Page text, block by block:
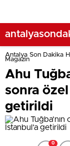
Antalya Son Dakika
Magazin
Ahu
sonra
getirildi
0